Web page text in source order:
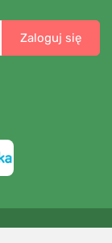
Zaloguj się